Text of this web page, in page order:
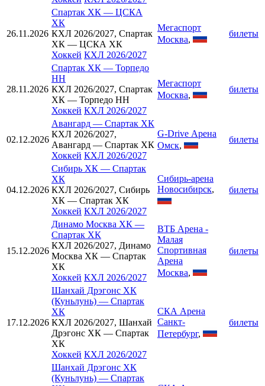
26.11.2026
Спартак ХК — ЦСКА
ХК
КХЛ 2026/2027, Спартак
ХК — ЦСКА ХК
Хоккей КХЛ 2026/2027
Мегаспорт
Москва,
билеты
28.11.2026
Спартак ХК — Торпедо
НН
КХЛ 2026/2027, Спартак
ХК — Торпедо НН
Хоккей КХЛ 2026/2027
Мегаспорт
Москва,
билеты
02.12.2026
Авангард — Спартак ХК
КХЛ 2026/2027,
Авангард — Спартак ХК
Хоккей КХЛ 2026/2027
G-Drive Арена
Омск,
билеты
04.12.2026
Сибирь ХК — Спартак
ХК
КХЛ 2026/2027, Сибирь
ХК — Спартак ХК
Хоккей КХЛ 2026/2027
Сибирь-арена
Новосибирск, билеты
15.12.2026
Динамо Москва ХК —
Спартак ХК
КХЛ 2026/2027, Динамо
Москва ХК — Спартак
ХК
Хоккей КХЛ 2026/2027
ВТБ Арена -
Малая
Спортивная
Арена
Москва,
билеты
17.12.2026
Шанхай Дрэгонс ХК
(Куньлунь) — Спартак
ХК
КХЛ 2026/2027, Шанхай
Дрэгонс ХК — Спартак
ХК
Хоккей КХЛ 2026/2027
СКА Арена
Санкт-
Петербург,
билеты
Шанхай Дрэгонс ХК
(Куньлунь) — Спартак